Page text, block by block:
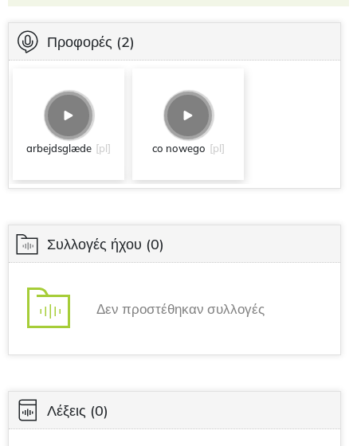
Προφορές (2)
arbejdsglæde [pl] co nowego [pl]
Συλλογές ήχου (0)
Δεν προστέθηκαν συλλογές
Λέξεις (0)